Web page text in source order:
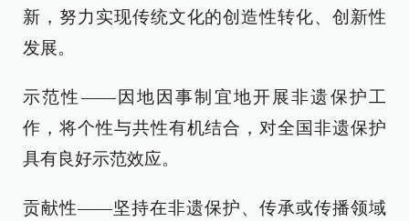
新，努力实现传统文化的创造性转化、创新性
发展。
示范性——因地因事制宜地开展非遗保护工
作，将个性与共性有机结合，对全国非遗保护
具有良好示范效应。
贡献性——坚持在非遗保护、传承或传播领域